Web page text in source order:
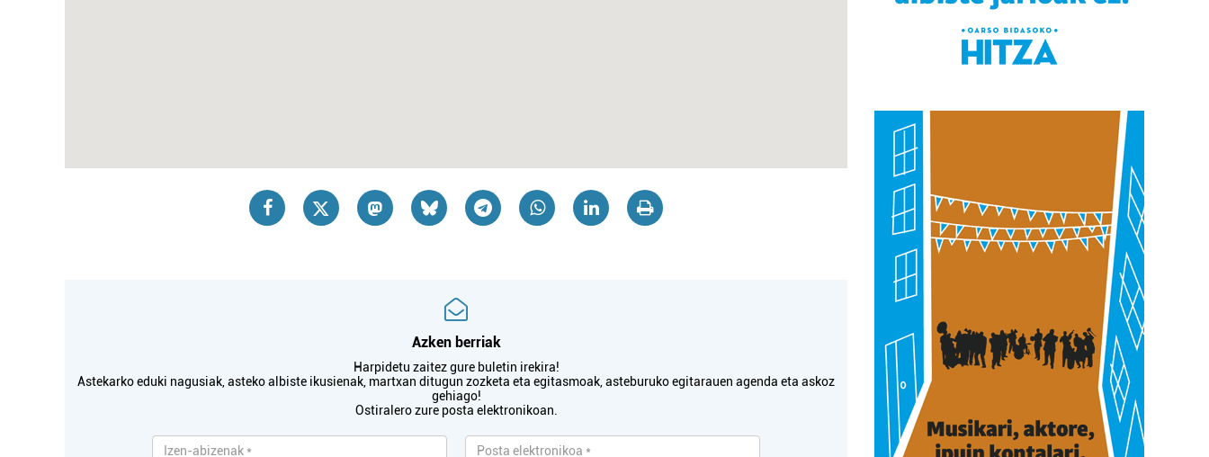
Azken berriak
Harpidetu zaitez gure buletin irekira!
Astekarko eduki nagusiak, asteko albiste ikusienak, martxan ditugun zozketa eta egitasmoak, asteburuko egitarauen agenda eta askoz
gehiago!
Ostiralero zure posta elektronikoan.